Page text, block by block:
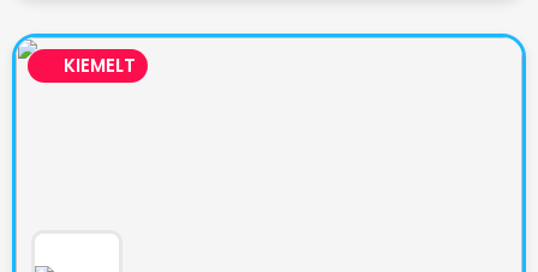
KIEMELT